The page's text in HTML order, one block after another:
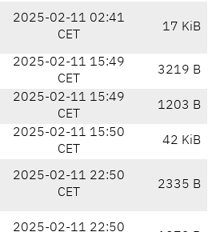
2025-02-11 02:41
CET
17 KiB
2025-02-11 15:49
CET
3219 B
2025-02-11 15:49
CET
1203 B
2025-02-11 15:50
CET
42 KiB
2025-02-11 22:50
CET
2335 B
2025-02-11 22:50